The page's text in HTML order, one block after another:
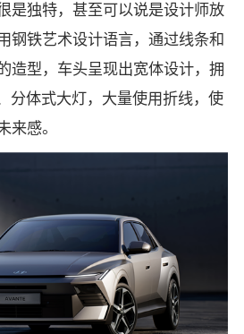
是独特，甚至可以说是设计师放
钢铁艺术设计语言，通过线条和
造型，车头呈现出宽体设计，拥
分体式大灯，大量使用折线，使
感。